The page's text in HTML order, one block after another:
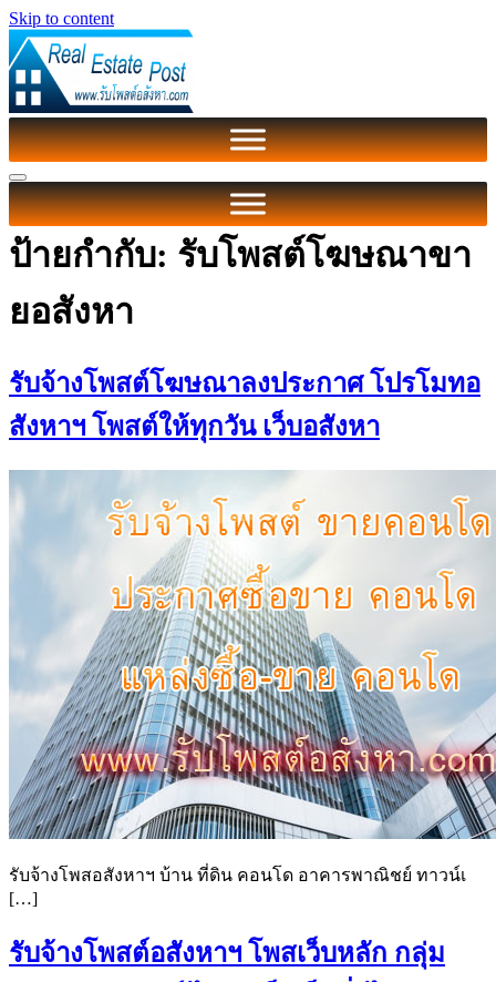
Skip to content
ป้ายกำกับ: รับโพสต์โฆษณาขา
ยอสังหา
รับจ้างโพสต์โฆษณาลงประกาศ โปรโมทอ
สังหาฯ โพสต์ให้ทุกวัน เว็บอสังหา
รับจ้างโพสอสังหาฯ บ้าน ที่ดิน คอนโด อาคารพาณิชย์ ทาวน์เ
[…]
รับจ้างโพสต์อสังหาฯ โพสเว็บหลัก กลุ่ม